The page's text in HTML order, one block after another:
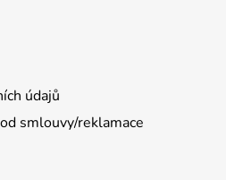
údajů
smlouvy/reklamace